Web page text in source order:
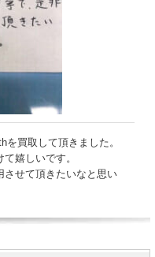
買取して頂きました。
嬉しいです。
させて頂きたいなと思い